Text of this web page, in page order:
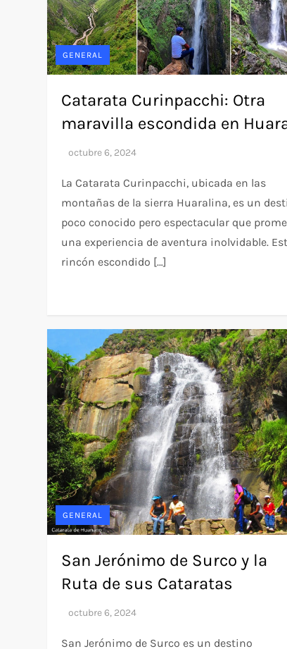
GENERAL
Catarata Curinpacchi: Otra
maravilla escondida en
La Catarata Curinpacchi, ubicada en las
montañas de la sierra Huaralina, es un
poco conocido pero espectacular que
una experiencia de aventura inolvidable.
rincón escondido […]
GENERAL
San Jerónimo de Surco y la
Ruta de sus Cataratas
San Jerónimo de Surco es un destino